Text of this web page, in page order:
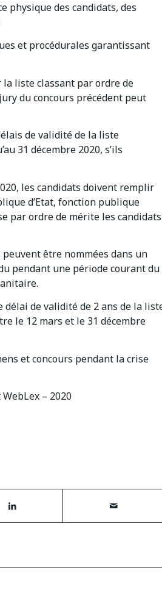
physique des candidats, des
et procédurales garantissant
la liste classant par ordre de
du concours précédent peut
de validité de la liste
31 décembre 2020, s’ils
les candidats doivent remplir
d’Etat, fonction publique
par ordre de mérite les candidats
être nommées dans un
pendant une période courant du
délai de validité de 2 ans de la
le 12 mars et le 31 décembre
et concours pendant la crise
– 2020